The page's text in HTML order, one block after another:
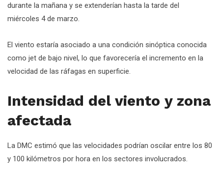
durante la mañana y se extenderían hasta la tarde del
miércoles 4 de marzo.
El viento estaría asociado a una condición sinóptica conocida
como jet de bajo nivel, lo que favorecería el incremento en la
velocidad de las ráfagas en superficie.
Intensidad del viento y zona
afectada
La DMC estimó que las velocidades podrían oscilar entre los 80
y 100 kilómetros por hora en los sectores involucrados.